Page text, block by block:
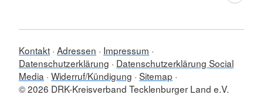
Kontakt Adressen
Impressum
Datenschutzerklärung
Datenschutzerklärung Social
Media Widerruf/Kündigung Sitemap
© 2026 DRK-Kreisverband Tecklenburger Land e.V.